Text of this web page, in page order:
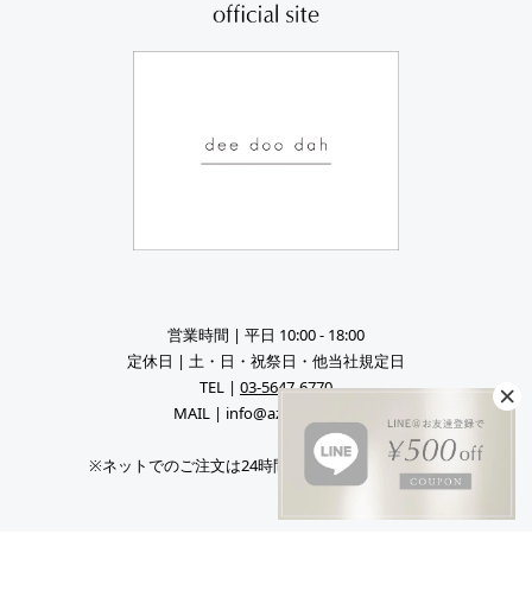
営業時間 | 平日 10:00 - 18:00
定休日 | 土・日・祝祭日・他当社規定日
TEL | 03-5647-6770
MAIL | info@azul-sky.co.jp
※ネットでのご注文は24時間受け付けております。